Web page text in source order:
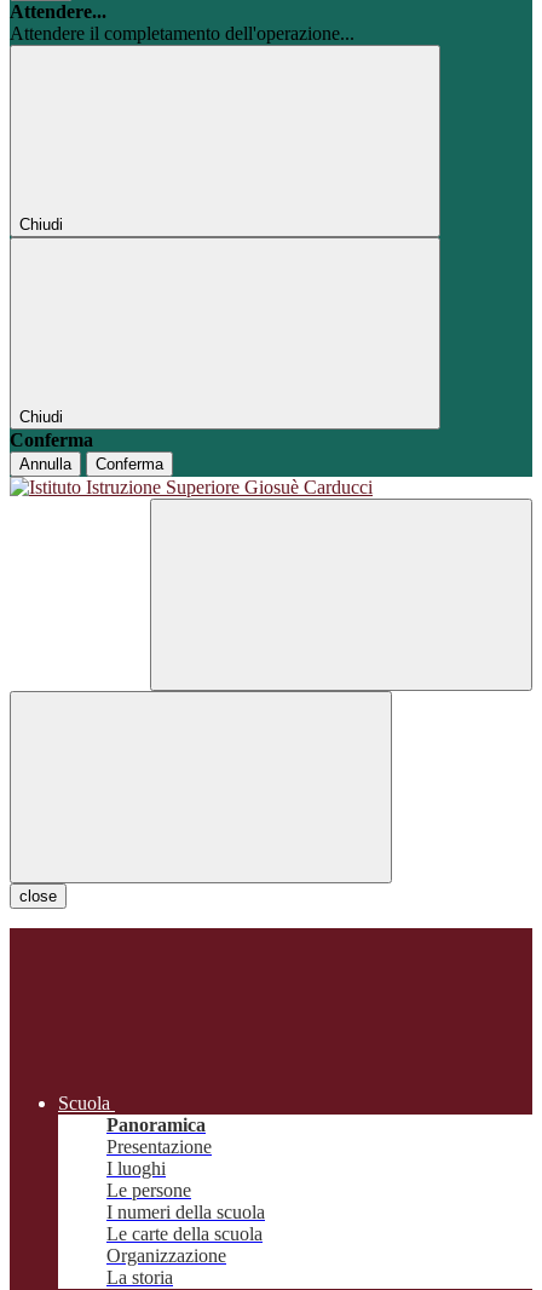
Attendere...
Attendere il completamento dell'operazione...
Chiudi
Chiudi
Conferma
Annulla Conferma
close
Scuola
Panoramica
Presentazione
I luoghi
Le persone
I numeri della scuola
Le carte della scuola
Organizzazione
La storia